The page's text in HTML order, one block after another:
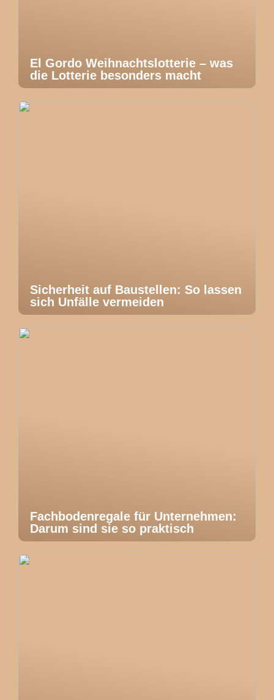
El Gordo Weihnachtslotterie – was
die Lotterie besonders macht
Sicherheit auf Baustellen: So lassen
sich Unfälle vermeiden
Fachbodenregale für Unternehmen:
Darum sind sie so praktisch